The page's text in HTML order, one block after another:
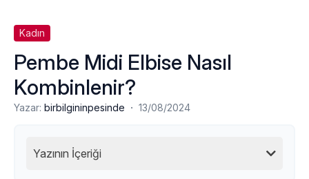
Kadın
Pembe Midi Elbise Nasıl
Kombinlenir?
Yazar: birbilgininpesinde · 13/08/2024
Yazının İçeriği